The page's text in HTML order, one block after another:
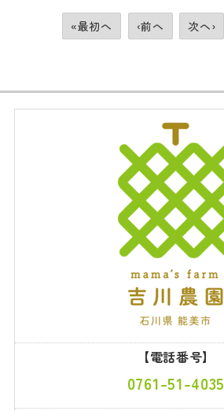
«最初へ ‹前へ 次へ›
【電話番号】
0761-51-4035